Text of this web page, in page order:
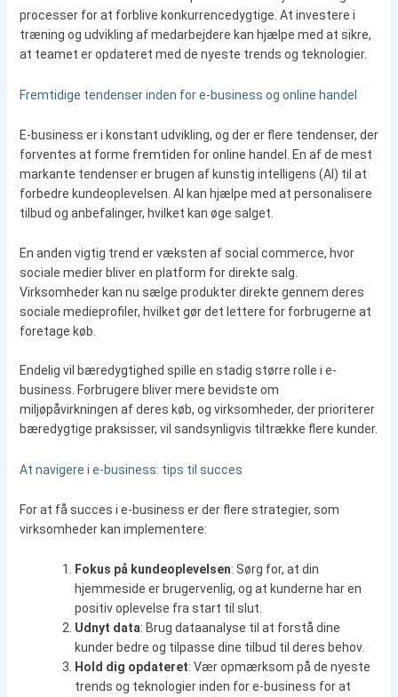
processer for at forblive konkurrencedygtige. At investere i
træning og udvikling af medarbejdere kan hjælpe med at sikre,
at teamet er opdateret med de nyeste trends og teknologier.
Fremtidige tendenser inden for e-business og online handel
E-business er i konstant udvikling, og der er flere tendenser, der
forventes at forme fremtiden for online handel. En af de mest
markante tendenser er brugen af kunstig intelligens (AI) til at
forbedre kundeoplevelsen. AI kan hjælpe med at personalisere
tilbud og anbefalinger, hvilket kan øge salget.
En anden vigtig trend er væksten af social commerce, hvor
sociale medier bliver en platform for direkte salg.
Virksomheder kan nu sælge produkter direkte gennem deres
sociale medieprofiler, hvilket gør det lettere for forbrugerne at
foretage køb.
Endelig vil bæredygtighed spille en stadig større rolle i e-
business. Forbrugere bliver mere bevidste om
miljøpåvirkningen af deres køb, og virksomheder, der prioriterer
bæredygtige praksisser, vil sandsynligvis tiltrække flere kunder.
At navigere i e-business: tips til succes
For at få succes i e-business er der flere strategier, som
virksomheder kan implementere:
Fokus på kundeoplevelsen: Sørg for, at din
hjemmeside er brugervenlig, og at kunderne har en
positiv oplevelse fra start til slut.
Udnyt data: Brug dataanalyse til at forstå dine
kunder bedre og tilpasse dine tilbud til deres behov.
Hold dig opdateret: Vær opmærksom på de nyeste
trends og teknologier inden for e-business for at